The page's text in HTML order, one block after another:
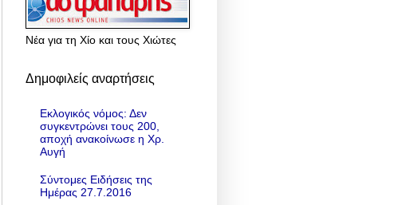
Νέα για τη Χίο και τους Χιώτες
Δημοφιλείς αναρτήσεις
Εκλογικός νόμος: Δεν
συγκεντρώνει τους 200,
αποχή ανακοίνωσε η Χρ.
Αυγή
Σύντομες Ειδήσεις της
Ημέρας 27.7.2016